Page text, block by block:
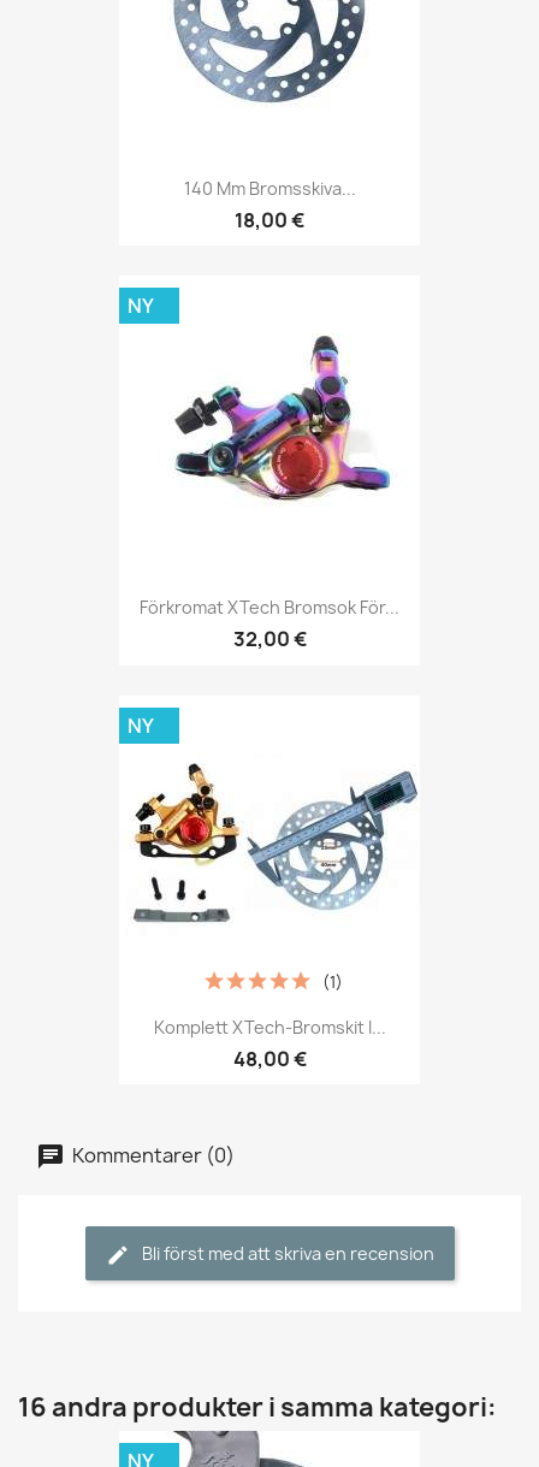
140 Mm Bromsskiva...
18,00 €
Förkromat XTech Bromsok För...
32,00 €
NY
Komplett XTech-Bromskit I...
48,00 €
(1)
NY
Kommentarer (0)
Bli först med att skriva en recension
16 andra produkter i samma kategori:
NY